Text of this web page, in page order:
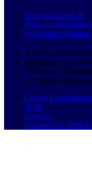
Über autobutler.de
Preis- und
Qualitätswerkstätten
© 2026
Mühlenstr. 8a,
*Nationale
von Ihrem
Cookie
AGB
Cookies
Datenschutz